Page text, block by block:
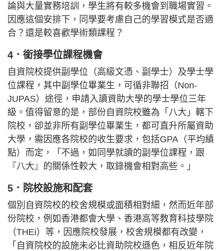
論與大量實務培訓，學生將有較多機會到職場實習。
因應這個安排下，同學要考慮自己的學習模式是否適
合？還是較喜歡學術類課程？
4．銜接學位課程機會
自資院校提供副學位（高級文憑、副學士）及學士學
位課程，其中副學位畢業生，可循非聯招（Non-
JUPAS）途徑，申請入讀資助大學的學士學位三年
級。值得留意的是，部份自資院校雖為「八大」轄下
院校，卻並非所有副學位畢業生，都可直升所屬資助
大學，需因應各院校的收生要求，包括GPA（平均績
點）而定，「不過，如同學就讀的副學位課程，跟
『八大』的關係性較大，取錄機會相對高些。」
5．院校設施和配套
個別自資院校的校舍規模或面積相對細，然而近年部
份院校，例如香港都會大學、香港高等教育科技學院
（THEi）等，因應院校發展，校舍規模都有改變，
「自資院校的設施未必比資助院校遜色，相反近年院